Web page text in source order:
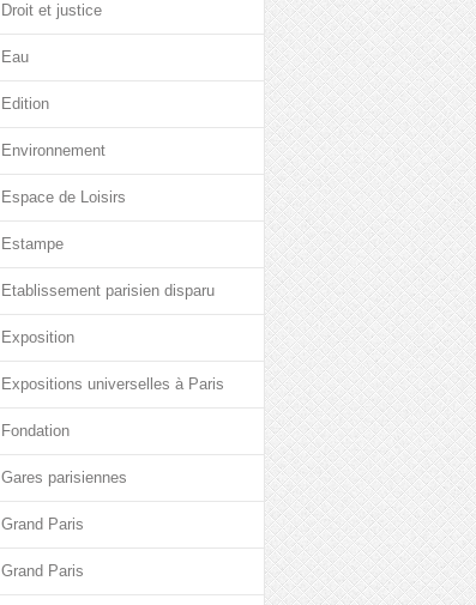
Droit et justice
Eau
Edition
Environnement
Espace de Loisirs
Estampe
Etablissement parisien disparu
Exposition
Expositions universelles à Paris
Fondation
Gares parisiennes
Grand Paris
Grand Paris